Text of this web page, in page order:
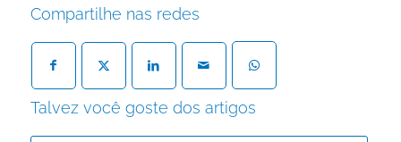
Compartilhe nas redes
Talvez você goste dos artigos